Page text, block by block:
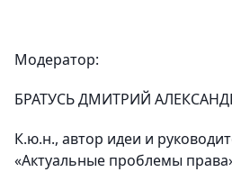
Модератор:
БРАТУСЬ ДМИТРИЙ
К.ю.н., автор идеи и
«Актуальные проблемы